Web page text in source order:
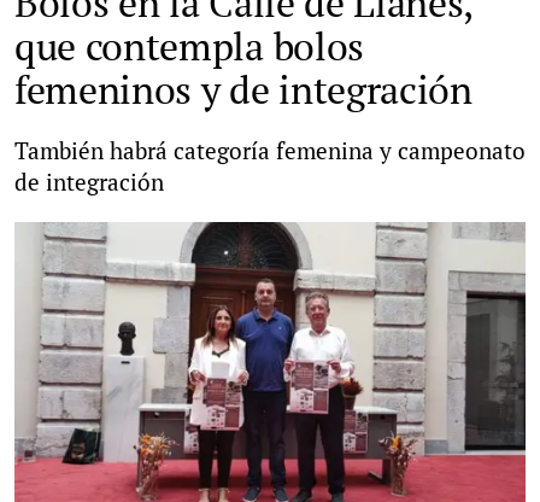
que contempla bolos
femeninos y de integración
También habrá categoría femenina y campeonato
de integración